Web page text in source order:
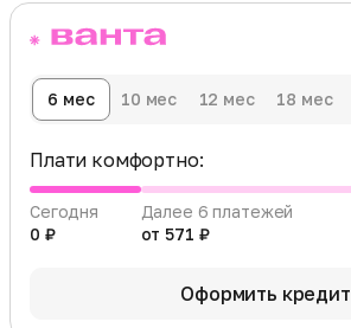
6 мес 10 мес 12 мес 18 мес
Плати комфортно:
Сегодня
0 ₽
Далее 6 платежей
от 571 ₽
Оформить кредит